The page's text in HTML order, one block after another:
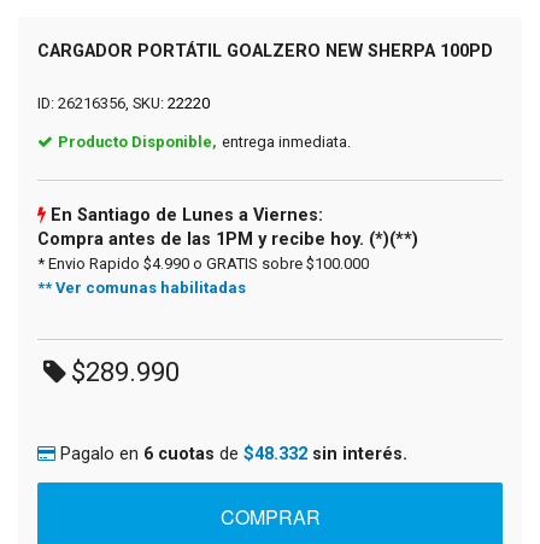
CARGADOR PORTÁTIL GOALZERO NEW SHERPA 100PD
ID: 26216356, SKU: 22220
Producto Disponible, entrega inmediata.
En Santiago de Lunes a Viernes:
Compra antes de las 1PM y recibe hoy. (*)(**)
* Envio Rapido $4.990 o GRATIS sobre $100.000
** Ver comunas habilitadas
$289.990
Pagalo en 6 cuotas de $48.332 sin interés.